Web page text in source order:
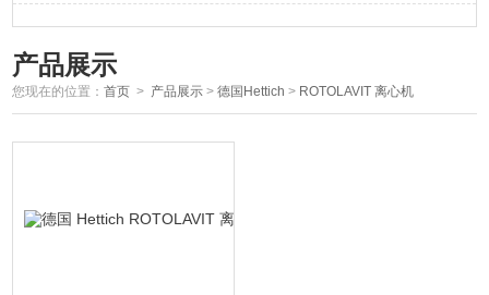
产品展示
您现在的位置：首页 > 产品展示 >德国Hettich > ROTOLAVIT 离心机